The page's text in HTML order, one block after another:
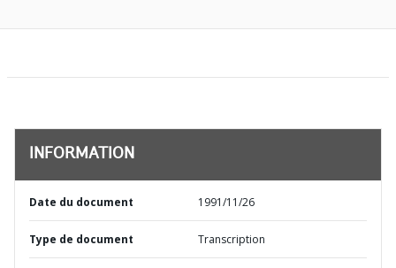
INFORMATION
Date du document 1991/11/26
Type de document Transcription